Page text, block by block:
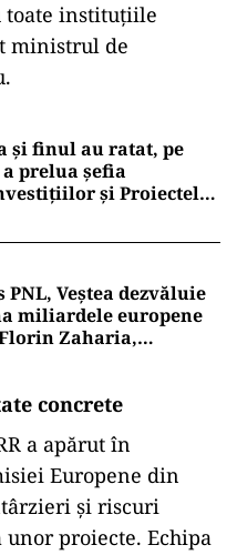
toate instituțiile
ministrul de
și finul au ratat, pe
prelua șefia
și Proiectelor
Veștea dezvăluie
miliardele europene
concrete
a apărut în
Europene din
și riscuri
proiecte. Echipa